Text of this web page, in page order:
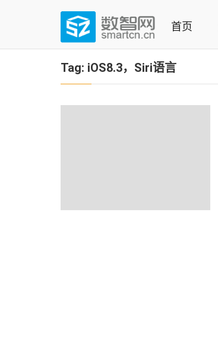
(Press
数智网
智能家居第一资讯门户 | 智能家居系统，智
首页
Tag: iOS8.3，Siri语言